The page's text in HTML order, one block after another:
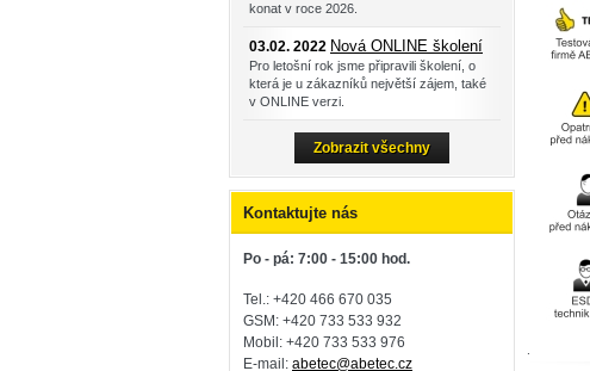
.
konat v roce 2026.
03.02. 2022 Nová ONLINE školení
Pro letošní rok jsme připravili školení, o
která je u zákazníků největší zájem, také
v ONLINE verzi.
Zobrazit všechny
Kontaktujte nás
Po - pá: 7:00 - 15:00 hod.
Tel.: +420 466 670 035
GSM: +420 733 533 932
Mobil: +420 733 533 976
E-mail: abetec@abetec.cz